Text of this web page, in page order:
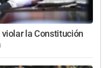
la Constitución